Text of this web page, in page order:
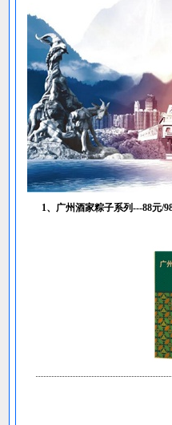
1、广州酒家粽子系列---88元/